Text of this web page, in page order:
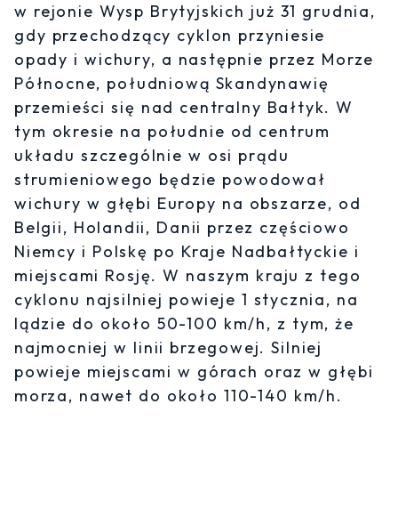
w rejonie Wysp Brytyjskich już 31 grudnia,
gdy przechodzący cyklon przyniesie
opady i wichury, a następnie przez Morze
Północne, południową Skandynawię
przemieści się nad centralny Bałtyk. W
tym okresie na południe od centrum
układu szczególnie w osi prądu
strumieniowego będzie powodował
wichury w głębi Europy na obszarze, od
Belgii, Holandii, Danii przez częściowo
Niemcy i Polskę po Kraje Nadbałtyckie i
miejscami Rosję. W naszym kraju z tego
cyklonu najsilniej powieje 1 stycznia, na
lądzie do około 50-100 km/h, z tym, że
najmocniej w linii brzegowej. Silniej
powieje miejscami w górach oraz w głębi
morza, nawet do około 110-140 km/h.